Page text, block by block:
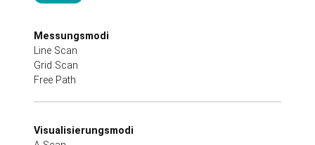
Messungsmodi
Line Scan
Grid Scan
Free Path
Visualisierungsmodi